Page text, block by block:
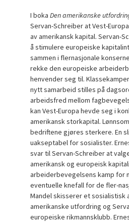
I bokaDen amerikanske
Servan-Schreiber at Vest-
av amerikansk kapital. Servan-
å stimulere europeiske
sammen i flernasjonale
rekke den europeiske
henvender seg til.
nytt samarbeid stilles på
arbeidsfred mellom
kan Vest-Europa hevde seg i
amerikansk storkapital.
bedriftene gjøres sterkere. En
uakseptabel for sosialister.
svar til Servan-Schreiber at
amerikansk og europeisk
arbeiderbevegelsens kamp for
eventuelle knefall for de fler-
Mandel skisserer et sosialistisk
amerikanske utfordring og
europeiske rikmannsklubb.